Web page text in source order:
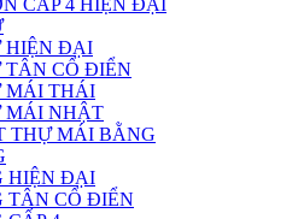
CẤP 4 HIỆN ĐẠI
HIỆN ĐẠI
TÂN CỔ ĐIỂN
MÁI THÁI
MÁI NHẬT
THỰ MÁI BẰNG
HIỆN ĐẠI
TÂN CỔ ĐIỂN